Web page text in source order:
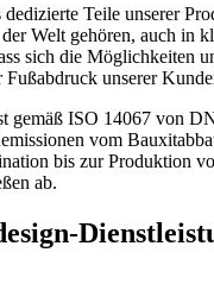
dedizierte Teile unserer
Welt gehören, auch in
sich die Möglichkeiten
unserer
gemäß ISO 14067 von
vom
bis zur Produktion
ab.